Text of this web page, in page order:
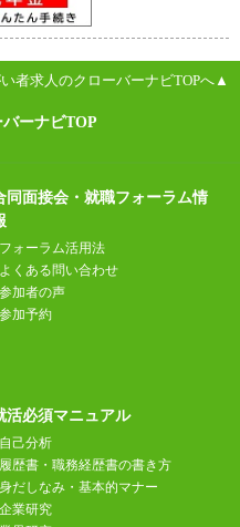
者求人のクローバーナビTOPへ▲
ーナビTOP
同面接会・就職フォーラム情
フォーラム活用法
よくある問い合わせ
参加者の声
参加予約
活必須マニュアル
自己分析
履歴書・職務経歴書の書き方
身だしなみ・基本的マナー
企業研究